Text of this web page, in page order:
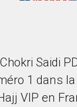
Saidi
1 dans
VIP en